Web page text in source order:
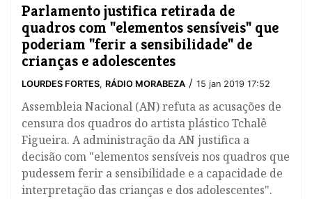
Parlamento justifica retirada de
quadros com "elementos sensíveis" que
poderiam "ferir a sensibilidade" de
crianças e adolescentes
LOURDES FORTES, RÁDIO MORABEZA / 15 jan 2019 17:52
Assembleia Nacional (AN) refuta as acusações de
censura dos quadros do artista plástico Tchalê
Figueira. A administração da AN justifica a
decisão com "elementos sensíveis nos quadros que
pudessem ferir a sensibilidade e a capacidade de
interpretação das crianças e dos adolescentes".